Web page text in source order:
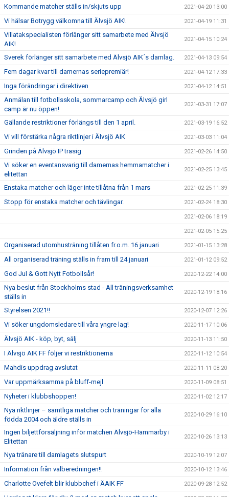
Kommande matcher ställs in/skjuts upp 2021-04-20 13:00
Vi hälsar Botrygg välkomna till Älvsjö AIK! 2021-04-19 11:31
Villatakspecialisten förlänger sitt samarbete med Älvsjö
AIK!
2021-04-15 10:24
Sverek förlänger sitt samarbete med Älvsjö AIK´s damlag. 2021-04-13 09:54
Fem dagar kvar till damernas seriepremiär! 2021-04-12 17:33
Inga förändringar i direktiven 2021-04-12 14:51
Anmälan till fotbollsskola, sommarcamp och Älvsjö girl
camp är nu öppen!
2021-03-31 17:07
Gällande restriktioner förlängs till den 1 april. 2021-03-19 16:52
Vi vill förstärka några riktlinjer i Älvsjö AIK 2021-03-03 11:04
Grinden på Älvsjö IP trasig 2021-02-26 14:50
Vi söker en eventansvarig till damernas hemmamatcher i
elitettan
2021-02-25 13:45
Enstaka matcher och läger inte tillåtna från 1 mars 2021-02-25 11:39
Stopp för enstaka matcher och tävlingar. 2021-02-24 18:30
2021-02-06 18:19
2021-02-05 15:25
Organiserad utomhusträning tillåten fr.o.m. 16 januari 2021-01-15 13:28
All organiserad träning ställs in fram till 24 januari 2021-01-12 09:52
God Jul & Gott Nytt Fotbollsår! 2020-12-22 14:00
Nya beslut från Stockholms stad - All träningsverksamhet
ställs in
2020-12-19 18:16
Styrelsen 2021!! 2020-12-07 12:26
Vi söker ungdomsledare till våra yngre lag! 2020-11-17 10:06
Älvsjö AIK - köp, byt, sälj 2020-11-13 11:50
I Älvsjö AIK FF följer vi restriktionerna 2020-11-12 10:54
Mahdis uppdrag avslutat 2020-11-11 08:20
Var uppmärksamma på bluff-mejl 2020-11-09 08:51
Nyheter i klubbshoppen! 2020-11-02 12:17
Nya riktlinjer – samtliga matcher och träningar för alla
födda 2004 och äldre ställs in
2020-10-29 16:10
Ingen biljettförsäljning inför matchen Älvsjö-Hammarby i
Elitettan
2020-10-26 13:13
Nya tränare till damlagets slutspurt 2020-10-19 12:07
Information från valberedningen!! 2020-10-12 13:46
Charlotte Ovefelt blir klubbchef i ÄAIK FF 2020-09-28 12:52